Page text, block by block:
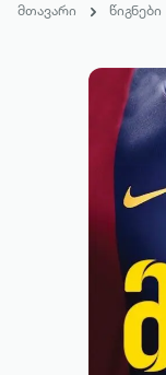
ჩვენ
პაკეტები
მთავარი წიგნები